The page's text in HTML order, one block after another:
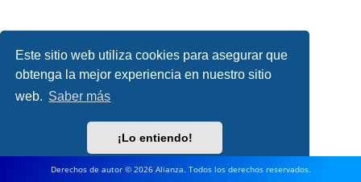
Este sitio web utiliza cookies para asegurar que
obtenga la mejor experiencia en nuestro sitio
web. Saber más
¡Lo entiendo!
Derechos de autor © 2026 Alianza. Todos los derechos reservados.